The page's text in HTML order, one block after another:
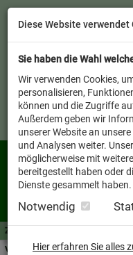
Zutaten A-Z
Verkäufer vor Ort
Diese Website verwendet
Sie haben die Wahl
Wir verwenden Cookies,
personalisieren,
können und die Zugriffe
Außerdem geben wir
unserer Website an
und Analysen weiter.
möglicherweise mit
bereitgestellt haben oder
Dienste gesammelt haben.
Notwendig
Hier erfahren Sie alles